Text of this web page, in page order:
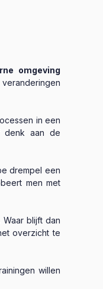
omgeving
in een
denk aan de
drempel een
men met
blijft dan
overzicht te
willen